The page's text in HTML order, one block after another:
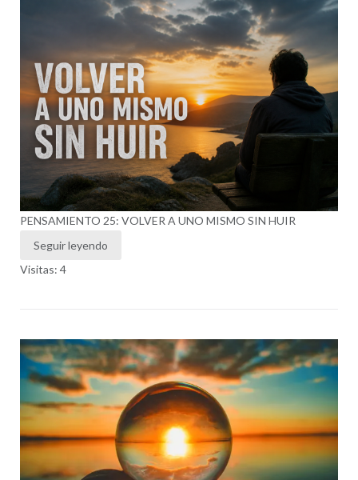
PENSAMIENTO 25: VOLVER A UNO MISMO SIN HUIR
Seguir leyendo
Visitas: 4